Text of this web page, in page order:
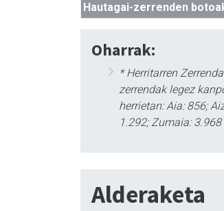
Hautagai-zerrenden
Oharrak:
* Herritarren
zerrendak legez
herrietan: Aia: 856;
1.292; Zumaia: 3.968
Alderaketa